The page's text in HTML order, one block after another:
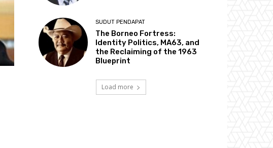
SUDUT PENDAPAT
The Borneo Fortress:
Identity Politics, MA63, and
the Reclaiming of the 1963
Blueprint
Load more